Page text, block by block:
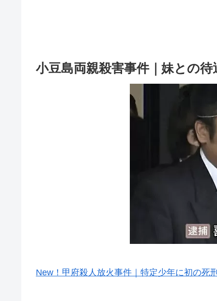
小豆島両親殺害事件｜妹との
New！甲府殺人放火事件｜特定少年に初の死